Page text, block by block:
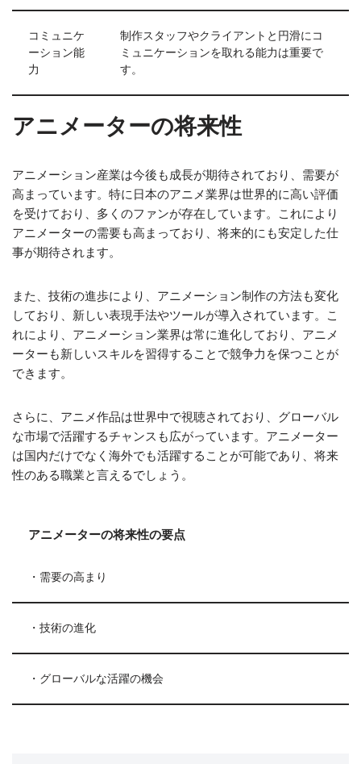
コミュニケ
ーション能
力
制作スタッフやクライアントと円滑にコ
ミュニケーションを取れる能力は重要で
す。
アニメーターの将来性
アニメーション産業は今後も成長が期待されており、需要が
高まっています。特に日本のアニメ業界は世界的に高い評価
を受けており、多くのファンが存在しています。これにより
アニメーターの需要も高まっており、将来的にも安定した仕
事が期待されます。
また、技術の進歩により、アニメーション制作の方法も変化
しており、新しい表現手法やツールが導入されています。こ
れにより、アニメーション業界は常に進化しており、アニメ
ーターも新しいスキルを習得することで競争力を保つことが
できます。
さらに、アニメ作品は世界中で視聴されており、グローバル
な市場で活躍するチャンスも広がっています。アニメーター
は国内だけでなく海外でも活躍することが可能であり、将来
性のある職業と言えるでしょう。
アニメーターの将来性の要点
・需要の高まり
・技術の進化
・グローバルな活躍の機会